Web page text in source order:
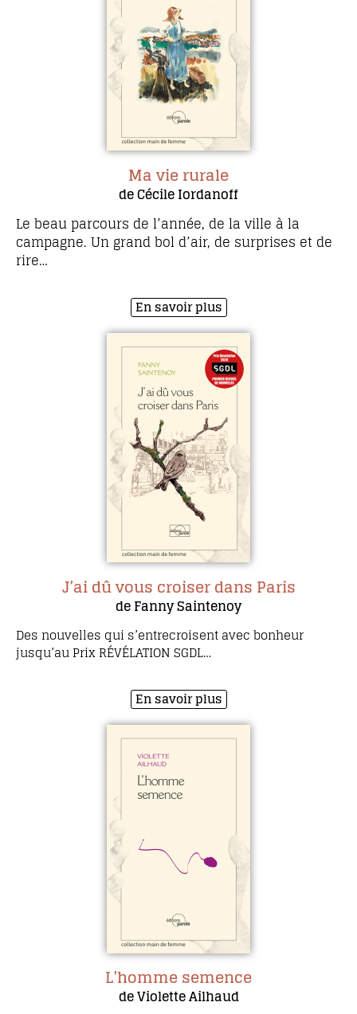
Ma vie rurale
de Cécile Iordanoff
Le beau parcours de l’année, de la ville à la
campagne. Un grand bol d’air, de surprises et de
rire…
En savoir plus
J’ai dû vous croiser dans Paris
de Fanny Saintenoy
Des nouvelles qui s’entrecroisent avec bonheur
jusqu’au Prix RÉVÉLATION SGDL…
En savoir plus
L’homme semence
de Violette Ailhaud